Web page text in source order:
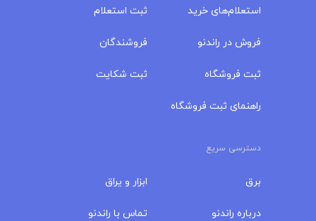
استعلام‌های خرید
فروش در راندنو
ثبت فروشگاه
راهنمای ثبت فروشگاه
ثبت استعلام
فروشندگان
ثبت شکایت
دسترسی سریع
برق
درباره‌ راندنو
ابزار و یراق
تماس با راندنو